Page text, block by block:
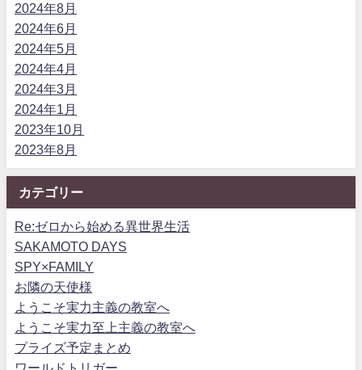
2024年8月
2024年6月
2024年5月
2024年4月
2024年3月
2024年1月
2023年10月
2023年8月
カテゴリー
Re:ゼロから始める異世界生活
SAKAMOTO DAYS
SPY×FAMILY
お隣の天使様
ようこそ実力主義の教室へ
ようこそ実力至上主義の教室へ
プライズ予定まとめ